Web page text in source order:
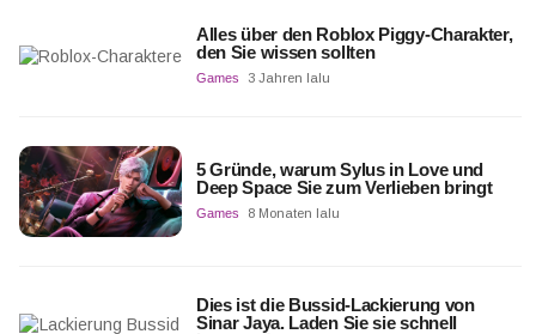
Alles über den Roblox Piggy-Charakter,
den Sie wissen sollten
Games 3 Jahren lalu
5 Gründe, warum Sylus in Love und
Deep Space Sie zum Verlieben bringt
Games 8 Monaten lalu
Dies ist die Bussid-Lackierung von
Sinar Jaya. Laden Sie sie schnell